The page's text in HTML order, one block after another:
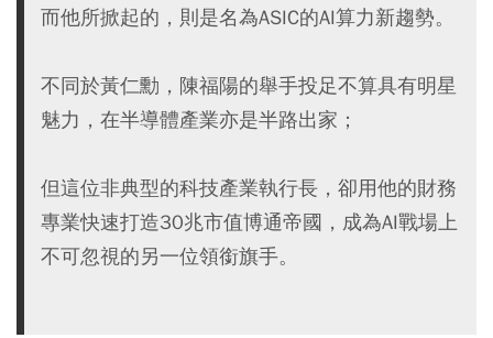
而他所掀起的，則是名為ASIC的AI算力新趨勢。
不同於黃仁勳，陳福陽的舉手投足不算具有明星
魅力，在半導體產業亦是半路出家；
但這位非典型的科技產業執行長，卻用他的財務
專業快速打造30兆市值博通帝國，成為AI戰場上
不可忽視的另一位領銜旗手。